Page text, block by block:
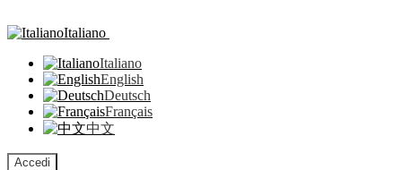
Italiano
Italiano
English
Deutsch
Français
中文
Accedi